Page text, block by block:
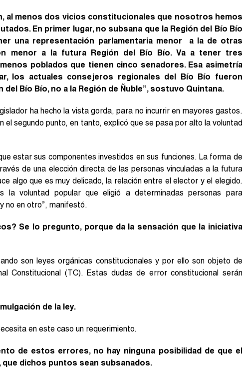
al menos dos vicios constitucionales que nosotros hemos
En primer lugar, no subsana que la Región del Bío Bío
una representación parlamentaria menor a la de otras
menor a la futura Región del Bío Bío. Va a tener tres
poblados que tienen cinco senadores. Esa asimetría
los actuales consejeros regionales del Bío Bío fueron
Bío Bío, no a la Región de Ñuble”, sostuvo Quintana.
ha hecho la vista gorda, para no incurrir en mayores gastos.
el segundo punto, en tanto, explicó que se pasa por alto la voluntad
estar sus componentes investidos en sus funciones. La forma de
de una elección directa de las personas vinculadas a la futura
algo que es muy delicado, la relación entre el elector y el elegido.
voluntad popular que eligió a determinadas personas para
no en otro”, manifestó.
Se lo pregunto, porque da la sensación que la iniciativa
son leyes orgánicas constitucionales y por ello son objeto de
Constitucional (TC). Estas dudas de error constitucional serán
de la ley.
en este caso un requerimiento.
de estos errores, no hay ninguna posibilidad de que el
dichos puntos sean subsanados.